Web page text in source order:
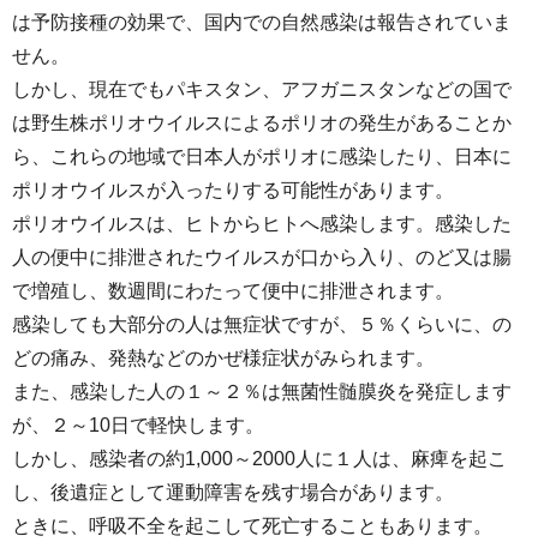
は予防接種の効果で、国内での自然感染は報告されていま
せん。
しかし、現在でもパキスタン、アフガニスタンなどの国で
は野生株ポリオウイルスによるポリオの発生があることか
ら、これらの地域で日本人がポリオに感染したり、日本に
ポリオウイルスが入ったりする可能性があります。
ポリオウイルスは、ヒトからヒトへ感染します。感染した
人の便中に排泄されたウイルスが口から入り、のど又は腸
で増殖し、数週間にわたって便中に排泄されます。
感染しても大部分の人は無症状ですが、５％くらいに、の
どの痛み、発熱などのかぜ様症状がみられます。
また、感染した人の１～２％は無菌性髄膜炎を発症します
が、２～10日で軽快します。
しかし、感染者の約1,000～2000人に１人は、麻痺を起こ
し、後遺症として運動障害を残す場合があります。
ときに、呼吸不全を起こして死亡することもあります。